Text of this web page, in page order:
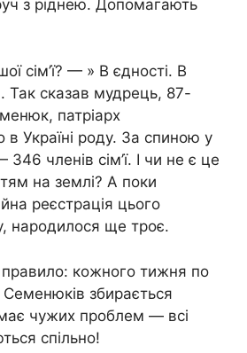
з ріднею. Допомагають
сім’ї? — » В єдності. В
Так сказав мудрець, 87-
патріарх
в Україні роду. За спиною у
членів сім’ї. І чи не є це
на землі? А поки
реєстрація цього
народилося ще троє.
правило: кожного тижня по
Семенюків збирається
чужих проблем — всі
спільно!